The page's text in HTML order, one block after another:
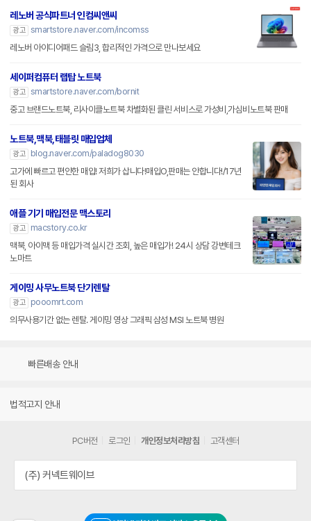
레노버 공식파트너 인컴씨앤씨
광고 smartstore.naver.com/incomss
레노버 아이디어패드 슬림3, 합리적인 가격으로 만나보세요
세이퍼컴퓨터 랩탑 노트북
광고 smartstore.naver.com/bornit
중고 브랜드노트북, 리사이클노트북 차별화된 클린 서비스로 가성비,가심비노트북 판매
노트북,맥북,태블릿 매입업체
광고
blog.naver.com/paladog8030
고가에 빠르고 편안한 매입! 저희가 삽니다!매입O,판매는 안합니다!/17년
된 회사
애플 기기 매입전문 맥스토리
광고
macstory.co.kr
맥북, 아이맥 등 매입가격 실시간 조회, 높은 매입가! 24시 상담 강변테크
노마트
게이밍 사무노트북 단기렌탈
광고
pooomrt.com
의무사용기간 없는 렌탈. 게이밍 영상 그래픽 삼성 MSI 노트북 병원
빠른배송 안내
법적고지 안내
PC버전 로그인 개인정보처리방침 고객센터
(주) 커넥트웨이브